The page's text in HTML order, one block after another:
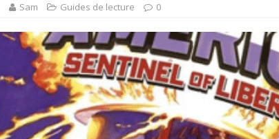
Sam Guides de lecture 0